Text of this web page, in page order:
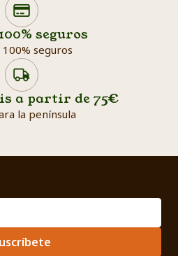
seguros
100% seguros
a partir de 75€
la península